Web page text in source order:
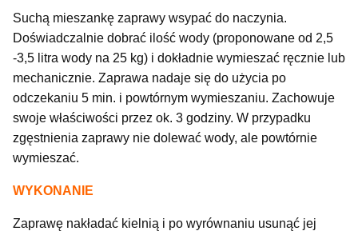
Suchą mieszankę zaprawy wsypać do naczynia.
Doświadczalnie dobrać ilość wody (proponowane od 2,5
-3,5 litra wody na 25 kg) i dokładnie wymieszać ręcznie lub
mechanicznie. Zaprawa nadaje się do użycia po
odczekaniu 5 min. i powtórnym wymieszaniu. Zachowuje
swoje właściwości przez ok. 3 godziny. W przypadku
zgęstnienia zaprawy nie dolewać wody, ale powtórnie
wymieszać.
WYKONANIE
Zaprawę nakładać kielnią i po wyrównaniu usunąć jej